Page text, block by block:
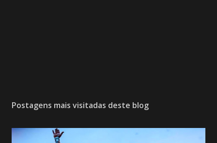
Postagens mais visitadas deste blog